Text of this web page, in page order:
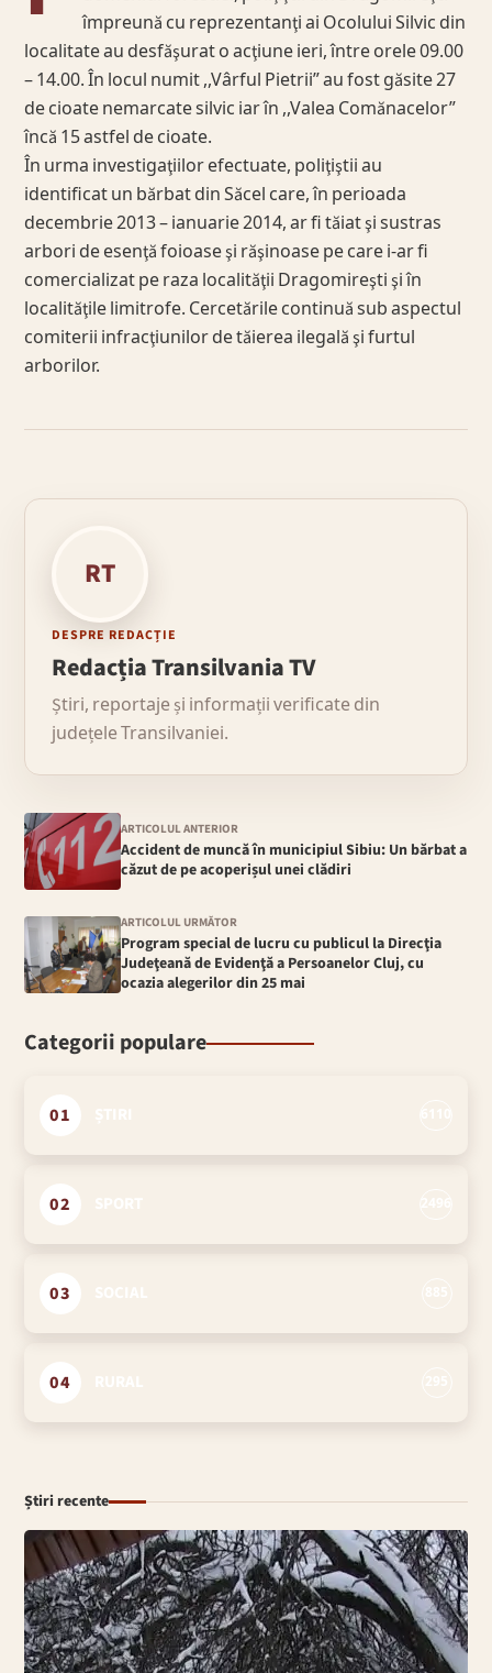
împreună cu reprezentanţi ai Ocolului Silvic din
localitate au desfăşurat o acţiune ieri, între orele 09.00
– 14.00. În locul numit ,,Vârful Pietrii” au fost găsite 27
de cioate nemarcate silvic iar în ,,Valea Comănacelor”
încă 15 astfel de cioate.
În urma investigaţiilor efectuate, poliţiştii au
identificat un bărbat din Săcel care, în perioada
decembrie 2013 – ianuarie 2014, ar fi tăiat şi sustras
arbori de esenţă foioase şi răşinoase pe care i-ar fi
comercializat pe raza localităţii Dragomireşti şi în
localităţile limitrofe. Cercetările continuă sub aspectul
comiterii infracţiunilor de tăierea ilegală şi furtul
arborilor.
RT
DESPRE REDACȚIE
Redacția Transilvania TV
Știri, reportaje și informații verificate din
județele Transilvaniei.
ARTICOLUL ANTERIOR
Accident de muncă în municipiul Sibiu: Un bărbat a
căzut de pe acoperișul unei clădiri
ARTICOLUL URMĂTOR
Program special de lucru cu publicul la Direcţia
Judeţeană de Evidenţă a Persoanelor Cluj, cu
ocazia alegerilor din 25 mai
Categorii populare
01
02
03
04
Știri recente